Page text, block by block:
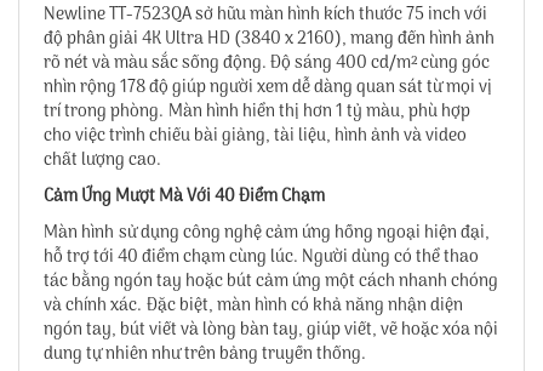
Newline TT-7523QA sở hữu màn hình kích thước 75 inch với
độ phân giải 4K Ultra HD (3840 x 2160), mang đến hình ảnh
rõ nét và màu sắc sống động. Độ sáng 400 cd/m² cùng góc
nhìn rộng 178 độ giúp người xem dễ dàng quan sát từ mọi vị
trí trong phòng. Màn hình hiển thị hơn 1 tỷ màu, phù hợp
cho việc trình chiếu bài giảng, tài liệu, hình ảnh và video
chất lượng cao.
Cảm Ứng Mượt Mà Với 40 Điểm Chạm
Màn hình sử dụng công nghệ cảm ứng hồng ngoại hiện đại,
hỗ trợ tới 40 điểm chạm cùng lúc. Người dùng có thể thao
tác bằng ngón tay hoặc bút cảm ứng một cách nhanh chóng
và chính xác. Đặc biệt, màn hình có khả năng nhận diện
ngón tay, bút viết và lòng bàn tay, giúp viết, vẽ hoặc xóa nội
dung tự nhiên như trên bảng truyền thống.